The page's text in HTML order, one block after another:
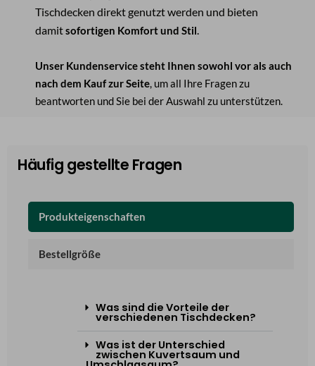
Tischdecken direkt genutzt werden und bieten
damitsofortigen Komfort und Stil.
Unser Kundenservice steht Ihnen sowohl vor als auch
nach dem Kauf zur Seite, um all Ihre Fragen zu
beantworten und Sie bei der Auswahl zu unterstützen.
Häufig gestellte Fragen
Produkteigenschaften
Bestellgröße
Was sind die Vorteile der
verschiedenen Tischdecken?
Was ist der Unterschied
zwischen Kuvertsaum und